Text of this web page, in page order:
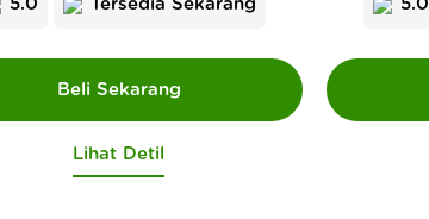
5.0 Tersedia Sekarang
Lihat Detil
5.0